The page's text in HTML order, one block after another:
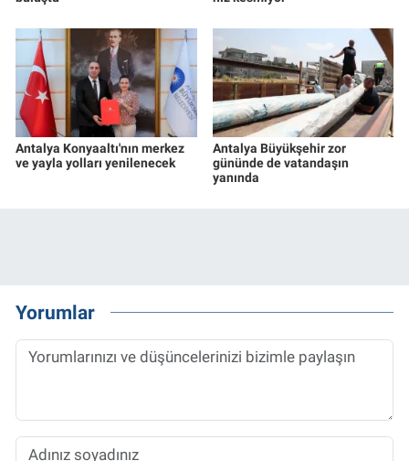
Antalya Konyaaltı'nın merkez
ve yayla yolları yenilenecek
Antalya Büyükşehir zor
gününde de vatandaşın
yanında
Yorumlar